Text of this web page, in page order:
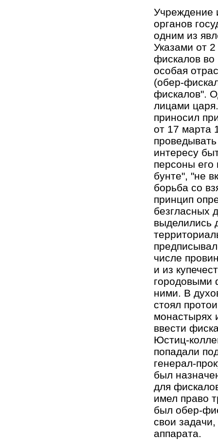
Учреждение
органов
одним из
Указами от
фискалов во
особая
(обер-
фискалов".
лицами
приносил
от 17 марта
интересу
персоны его
бунте", "не
борьба со
принцип
безгласных
выделились
числе
и из
городовыми
ними. В
стоял
монастырях
ввести
Юстиц-
попадали
генерал-
был
для
имел право
был обер-
свои
аппарата.